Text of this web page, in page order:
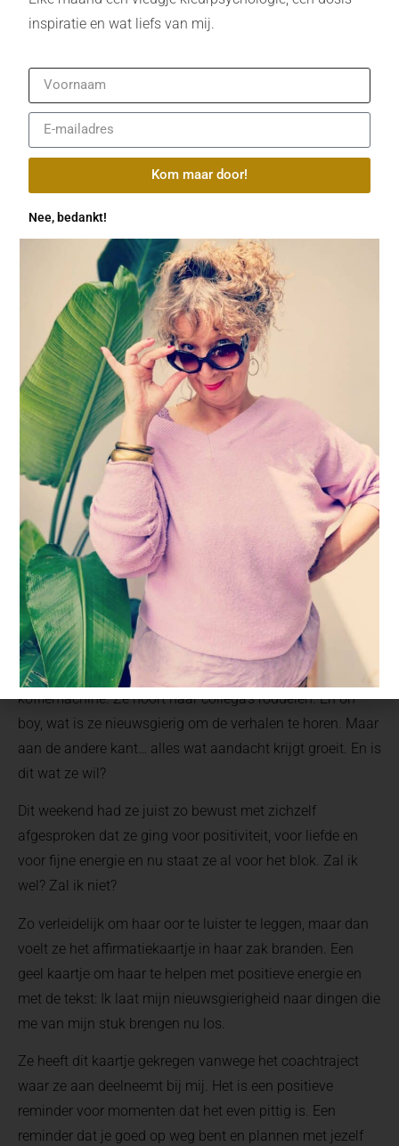
11 oktober 2016
Wat wil jij loslaten?
Ze is 37 jaar en staat voor een dilemma bij de
koffiemachine. Ze hoort haar collega’s roddelen. En oh
boy, wat is ze nieuwsgierig om de verhalen te horen. Maar
aan de andere kant… alles wat aandacht krijgt groeit. En is
dit wat ze wil?
Dit weekend had ze juist zo bewust met zichzelf
afgesproken dat ze ging voor positiviteit, voor liefde en
voor fijne energie en nu staat ze al voor het blok. Zal ik
wel? Zal ik niet?
Zo verleidelijk om haar oor te luister te leggen, maar dan
voelt ze het affirmatiekaartje in haar zak branden. Een
geel kaartje om haar te helpen met positieve energie en
met de tekst: Ik laat mijn nieuwsgierigheid naar dingen die
me van mijn stuk brengen nu los.
Ze heeft dit kaartje gekregen vanwege het coachtraject
waar ze aan deelneemt bij mij. Het is een positieve
reminder voor momenten dat het even pittig is. Een
reminder dat je goed op weg bent en plannen met jezelf
inspiratie en wat liefs van mij.
Kom maar door!
Nee, bedankt!